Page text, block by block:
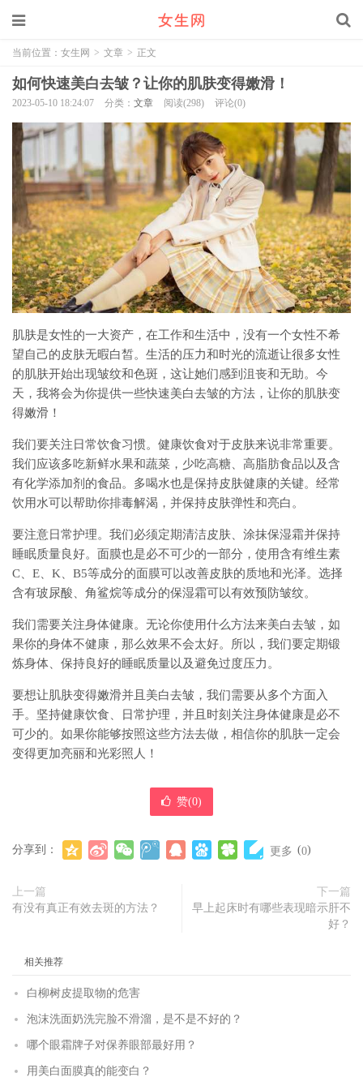
当前位置： 女生网 > 文章 > 正文
如何快速美白去皱？让你的肌肤变得嫩滑！
2023-05-10 18:24:07 分类： 文章 阅读(298) 评论(0)
肌肤是女性的一大资产，在工作和生活中，没有一个女性不希
望自己的皮肤无暇白皙。生活的压力和时光的流逝让很多女性
的肌肤开始出现皱纹和色斑，这让她们感到沮丧和无助。今
天，我将会为你提供一些快速美白去皱的方法，让你的肌肤变
得嫩滑！
我们要关注日常饮食习惯。健康饮食对于皮肤来说非常重要。
我们应该多吃新鲜水果和蔬菜，少吃高糖、高脂肪食品以及含
有化学添加剂的食品。多喝水也是保持皮肤健康的关键。经常
饮用水可以帮助你排毒解渴，并保持皮肤弹性和亮白。
要注意日常护理。我们必须定期清洁皮肤、涂抹保湿霜并保持
睡眠质量良好。面膜也是必不可少的一部分，使用含有维生素
C、E、K、B5等成分的面膜可以改善皮肤的质地和光泽。选择
含有玻尿酸、角鲨烷等成分的保湿霜可以有效预防皱纹。
我们需要关注身体健康。无论你使用什么方法来美白去皱，如
果你的身体不健康，那么效果不会太好。所以，我们要定期锻
炼身体、保持良好的睡眠质量以及避免过度压力。
要想让肌肤变得嫩滑并且美白去皱，我们需要从多个方面入
手。坚持健康饮食、日常护理，并且时刻关注身体健康是必不
可少的。如果你能够按照这些方法去做，相信你的肌肤一定会
变得更加亮丽和光彩照人！
赞(0)
分享到： 更多 (0)
上一篇
有没有真正有效去斑的方法？
下一篇
早上起床时有哪些表现暗示肝不
好？
相关推荐
白柳树皮提取物的危害
泡沫洗面奶洗完脸不滑溜，是不是不好的？
哪个眼霜牌子对保养眼部最好用？
用美白面膜真的能变白？